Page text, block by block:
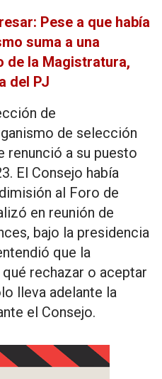
Pese a que había
suma a una
de la Magistratura,
del PJ
de
de selección
renunció a su puesto
El Consejo había
al Foro de
en reunión de
bajo la presidencia
que la
rechazar o aceptar
lleva adelante la
el Consejo.